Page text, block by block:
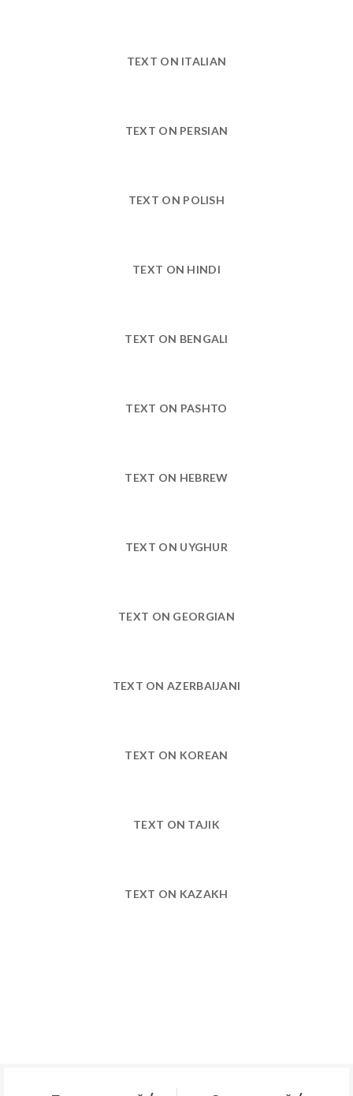
TEXT ON ITALIAN
TEXT ON PERSIAN
TEXT ON POLISH
TEXT ON HINDI
TEXT ON BENGALI
TEXT ON PASHTO
TEXT ON HEBREW
TEXT ON UYGHUR
TEXT ON GEORGIAN
TEXT ON AZERBAIJANI
TEXT ON KOREAN
TEXT ON TAJIK
TEXT ON KAZAKH